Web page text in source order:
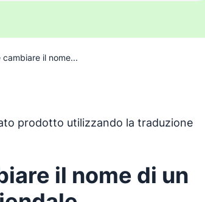
cambiare il nome...
dall'inglese utilizzando uno strumento
prodotto utilizzando la traduzione
il nome di un